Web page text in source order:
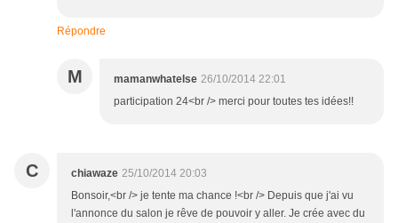
Répondre
M mamanwhatelse 26/10/2014 22:01
participation 24<br /> merci pour toutes tes idées!!
C chiawaze 25/10/2014 20:03
Bonsoir,<br /> je tente ma chance !<br /> Depuis que j'ai vu
l'annonce du salon je rêve de pouvoir y aller. Je crée avec du